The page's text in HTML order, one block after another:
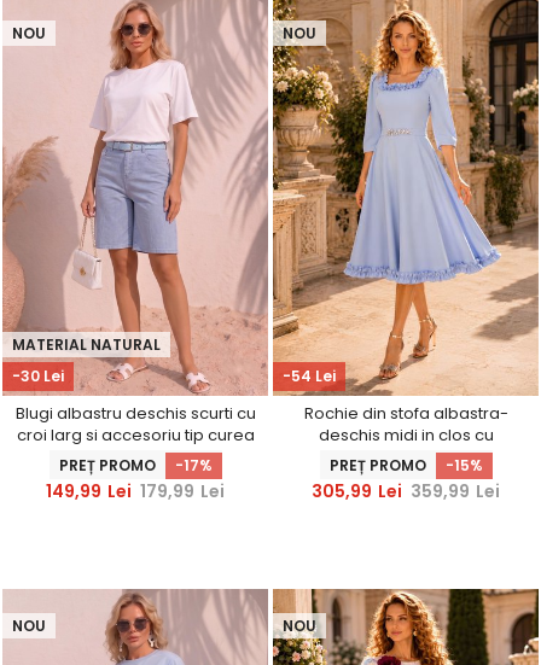
-30 Lei
MATERIAL NATURAL
NOU
Blugi albastru deschis scurti cu
croi larg si accesoriu tip curea
PREȚ PROMO -17%
149,99 Lei 179,99 Lei
-54 Lei
NOU
Rochie din stofa albastra-
deschis midi in clos cu
volanase - StarShinerS
PREȚ PROMO -15%
305,99 Lei 359,99 Lei
NOU NOU